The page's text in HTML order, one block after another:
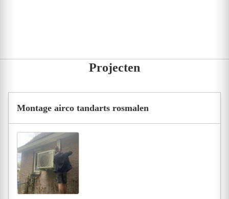
Projecten
Montage airco tandarts rosmalen